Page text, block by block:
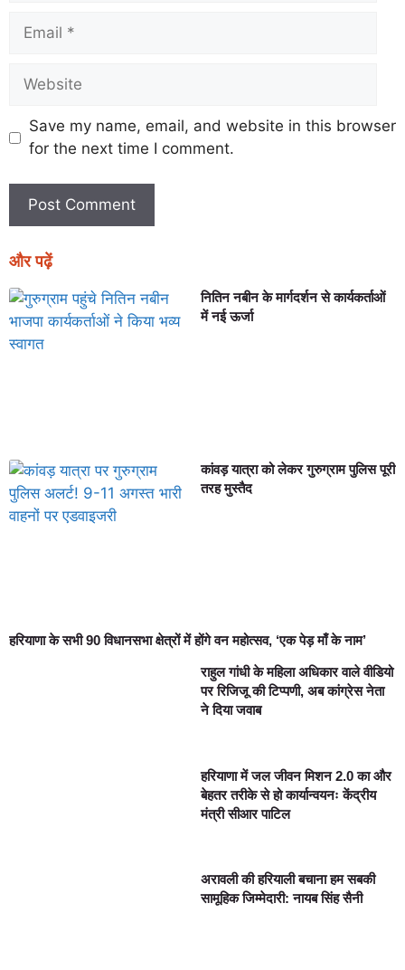
Save my name, email, and website in this browser
for the next time I comment.
और पढ़ें
नितिन नबीन के मार्गदर्शन से कार्यकर्ताओं
में नई ऊर्जा
कांवड़ यात्रा को लेकर गुरुग्राम पुलिस पूरी
तरह मुस्तैद
हरियाणा के सभी 90 विधानसभा क्षेत्रों में होंगे वन महोत्सव, ‘एक पेड़ माँ के नाम’
राहुल गांधी के महिला अधिकार वाले वीडियो
पर रिजिजू की टिप्पणी, अब कांग्रेस नेता
ने दिया जवाब
हरियाणा में जल जीवन मिशन 2.0 का और
बेहतर तरीके से हो कार्यान्वयनः केंद्रीय
मंत्री सीआर पाटिल
अरावली की हरियाली बचाना हम सबकी
सामूहिक जिम्मेदारी: नायब सिंह सैनी